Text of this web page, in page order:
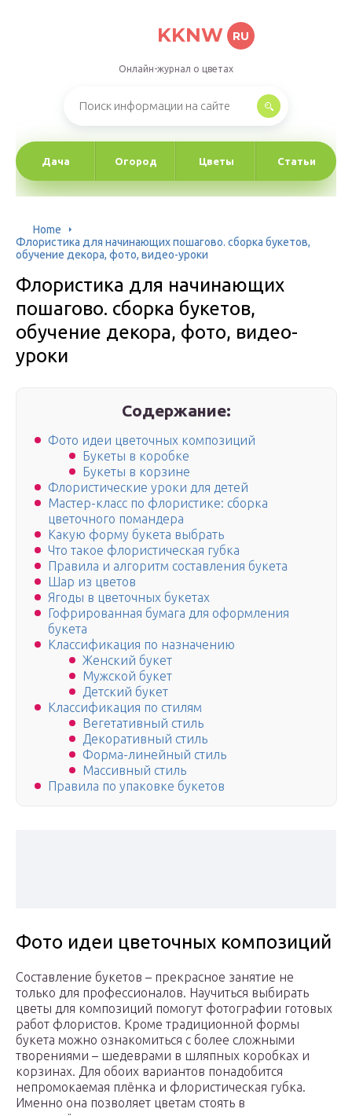
KKNW RU
Онлайн-журнал о цветах
Дача Огород Цветы Статьи
Home
Флористика для начинающих пошагово. сборка букетов,
обучение декора, фото, видео-уроки
Флористика для начинающих
пошагово. сборка букетов,
обучение декора, фото, видео-
уроки
Содержание:
Фото идеи цветочных композиций
Букеты в коробке
Букеты в корзине
Флористические уроки для детей
Мастер-класс по флористике: сборка
цветочного помандера
Какую форму букета выбрать
Что такое флористическая губка
Правила и алгоритм составления букета
Шар из цветов
Ягоды в цветочных букетах
Гофрированная бумага для оформления
букета
Классификация по назначению
Женский букет
Мужской букет
Детский букет
Классификация по стилям
Вегетативный стиль
Декоративный стиль
Форма-линейный стиль
Массивный стиль
Правила по упаковке букетов
Фото идеи цветочных композиций
Составление букетов – прекрасное занятие не
только для профессионалов. Научиться выбирать
цветы для композиций помогут фотографии готовых
работ флористов. Кроме традиционной формы
букета можно ознакомиться с более сложными
творениями – шедеврами в шляпных коробках и
корзинах. Для обоих вариантов понадобится
непромокаемая плёнка и флористическая губка.
Именно она позволяет цветам стоять в